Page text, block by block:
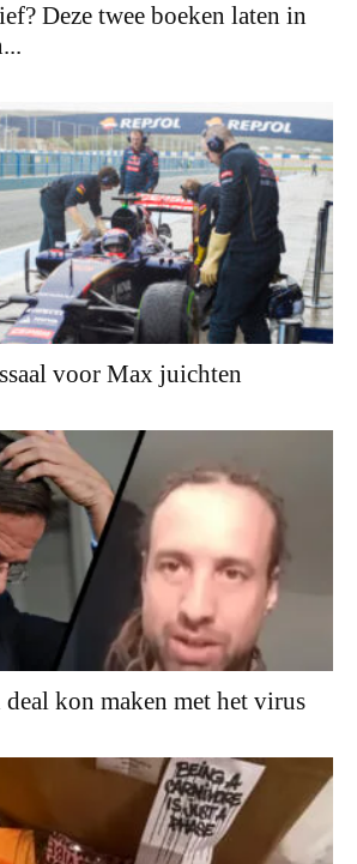
Deze twee boeken laten in
voor Max juichten
deal kon maken met het virus